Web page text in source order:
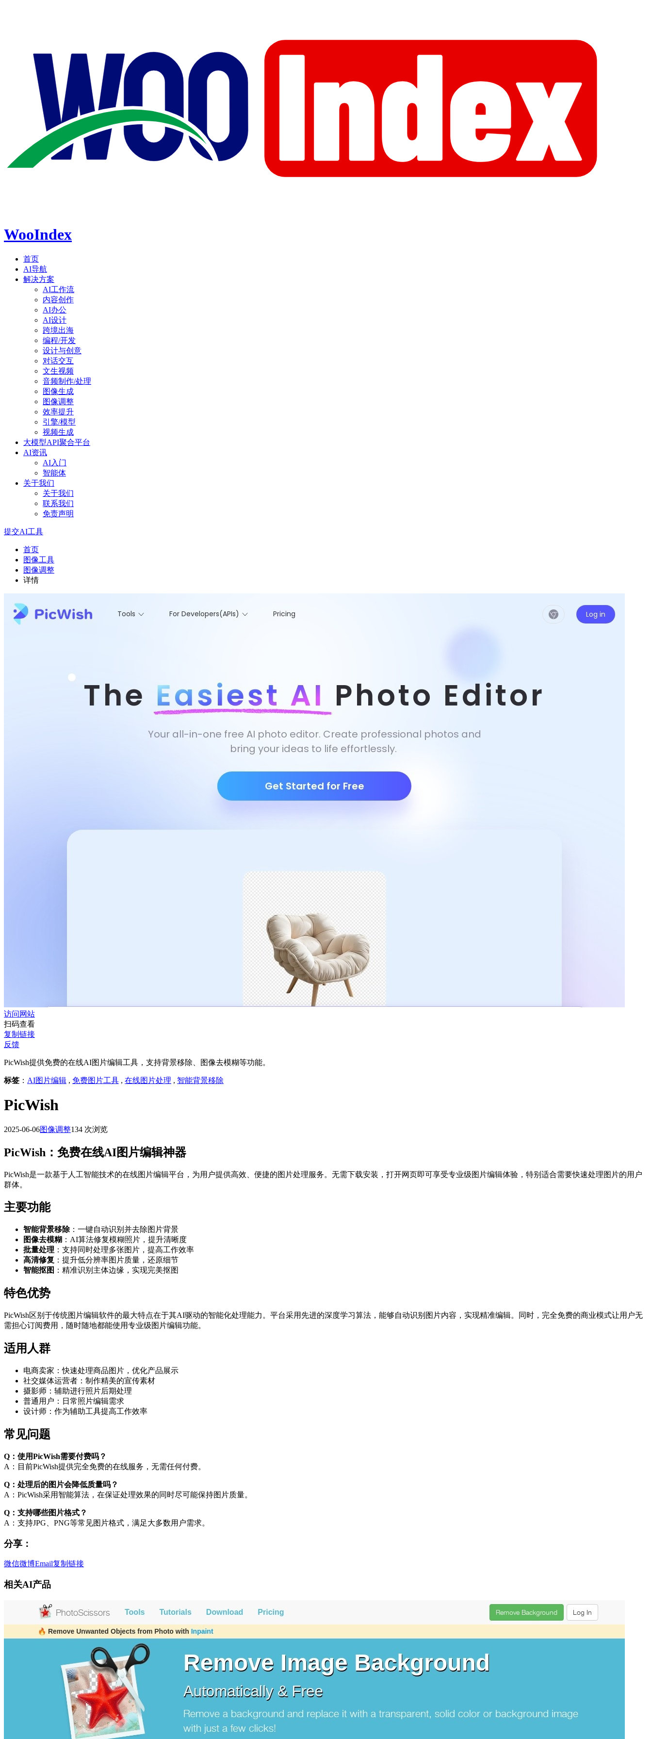
WooIndex
首页
AI导航
解决方案
AI工作流
内容创作
AI办公
AI设计
跨境出海
编程/开发
设计与创意
对话交互
文生视频
音频制作/处理
图像生成
图像调整
效率提升
引擎/模型
视频生成
大模型API聚合平台
AI资讯
AI入门
智能体
关于我们
关于我们
联系我们
免责声明
提交AI工具
首页
图像工具
图像调整
详情
访问网站
扫码查看
复制链接
反馈
PicWish提供免费的在线AI图片编辑工具，支持背景移除、图像去模糊等功能。
标签 ： AI图片编辑 , 免费图片工具 , 在线图片处理 , 智能背景移除
PicWish
2025-06-06图像调整134 次浏览
PicWish：免费在线AI图片编辑神器
PicWish是一款基于人工智能技术的在线图片编辑平台，为用户提供高效、便捷的图片处理服务。无需下载安装，打开网页即可享受专业级图片编辑体验，特别适合需要快速处理图片的用户
群体。
主要功能
智能背景移除：一键自动识别并去除图片背景
图像去模糊 ：AI算法修复模糊照片，提升清晰度
批量处理 ：支持同时处理多张图片，提高工作效率
高清修复 ：提升低分辨率图片质量，还原细节
智能抠图 ：精准识别主体边缘，实现完美抠图
特色优势
PicWish区别于传统图片编辑软件的最大特点在于其AI驱动的智能化处理能力。平台采用先进的深度学习算法，能够自动识别图片内容，实现精准编辑。同时，完全免费的商业模式让用户无
需担心订阅费用，随时随地都能使用专业级图片编辑功能。
适用人群
电商卖家：快速处理商品图片，优化产品展示
社交媒体运营者：制作精美的宣传素材
摄影师：辅助进行照片后期处理
普通用户：日常照片编辑需求
设计师：作为辅助工具提高工作效率
常见问题
Q：使用PicWish需要付费吗？
A：目前PicWish提供完全免费的在线服务，无需任何付费。
Q：处理后的图片会降低质量吗？
A：PicWish采用智能算法，在保证处理效果的同时尽可能保持图片质量。
Q：支持哪些图片格式？
A：支持JPG、PNG等常见图片格式，满足大多数用户需求。
分享：
微信微博Email复制链接
相关AI产品